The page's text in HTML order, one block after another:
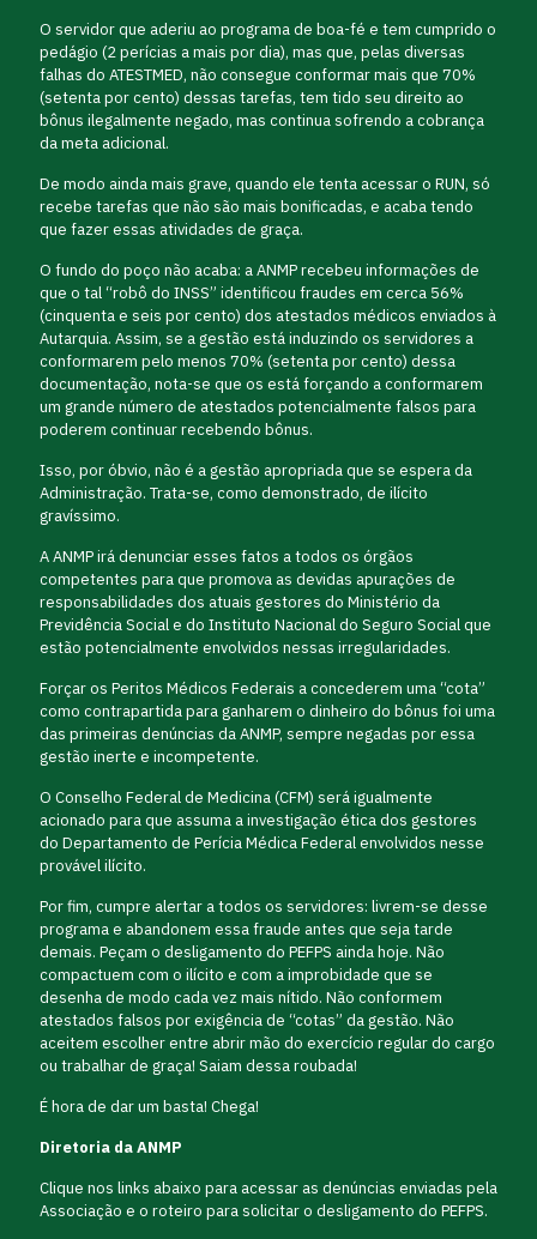
O servidor que aderiu ao programa de boa-fé e tem cumprido o
pedágio (2 perícias a mais por dia), mas que, pelas diversas
falhas do ATESTMED, não consegue conformar mais que 70%
(setenta por cento) dessas tarefas, tem tido seu direito ao
bônus ilegalmente negado, mas continua sofrendo a cobrança
da meta adicional.
De modo ainda mais grave, quando ele tenta acessar o RUN, só
recebe tarefas que não são mais bonificadas, e acaba tendo
que fazer essas atividades de graça.
O fundo do poço não acaba: a ANMP recebeu informações de
que o tal “robô do INSS” identificou fraudes em cerca 56%
(cinquenta e seis por cento) dos atestados médicos enviados à
Autarquia. Assim, se a gestão está induzindo os servidores a
conformarem pelo menos 70% (setenta por cento) dessa
documentação, nota-se que os está forçando a conformarem
um grande número de atestados potencialmente falsos para
poderem continuar recebendo bônus.
Isso, por óbvio, não é a gestão apropriada que se espera da
Administração. Trata-se, como demonstrado, de ilícito
gravíssimo.
A ANMP irá denunciar esses fatos a todos os órgãos
competentes para que promova as devidas apurações de
responsabilidades dos atuais gestores do Ministério da
Previdência Social e do Instituto Nacional do Seguro Social que
estão potencialmente envolvidos nessas irregularidades.
Forçar os Peritos Médicos Federais a concederem uma “cota”
como contrapartida para ganharem o dinheiro do bônus foi uma
das primeiras denúncias da ANMP, sempre negadas por essa
gestão inerte e incompetente.
O Conselho Federal de Medicina (CFM) será igualmente
acionado para que assuma a investigação ética dos gestores
do Departamento de Perícia Médica Federal envolvidos nesse
provável ilícito.
Por fim, cumpre alertar a todos os servidores: livrem-se desse
programa e abandonem essa fraude antes que seja tarde
demais. Peçam o desligamento do PEFPS ainda hoje. Não
compactuem com o ilícito e com a improbidade que se
desenha de modo cada vez mais nítido. Não conformem
atestados falsos por exigência de “cotas” da gestão. Não
aceitem escolher entre abrir mão do exercício regular do cargo
ou trabalhar de graça! Saiam dessa roubada!
É hora de dar um basta! Chega!
Diretoria da ANMP
Clique nos links abaixo para acessar as denúncias enviadas pela
Associação e o roteiro para solicitar o desligamento do PEFPS.